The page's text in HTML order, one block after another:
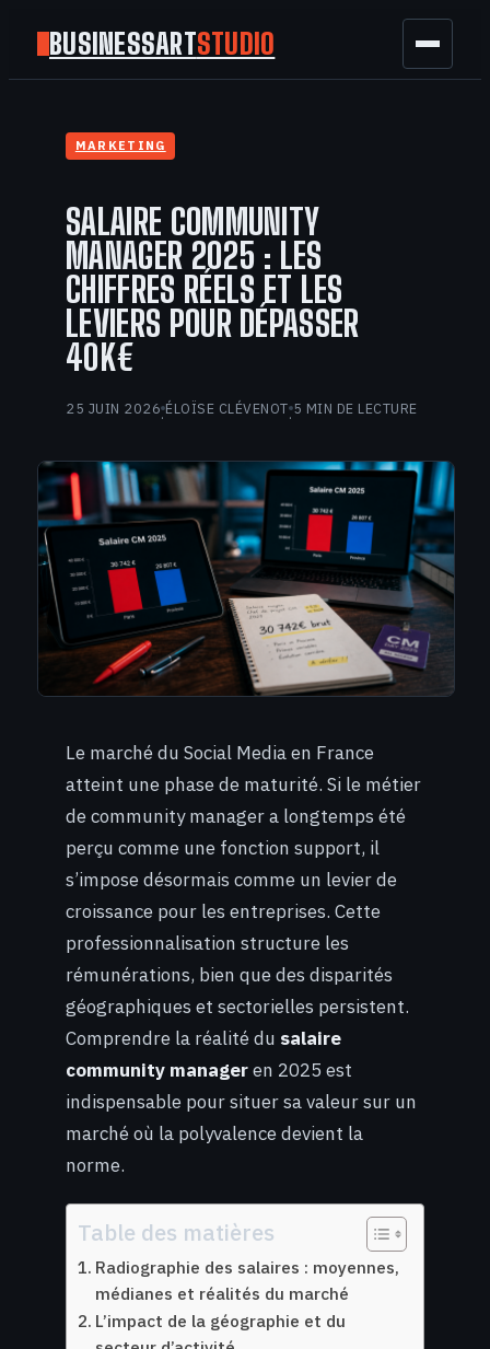
BUSINESSARTSTUDIO
FINANCE
TECH
MARKETING
SALAIRE COMMUNITY
MANAGER 2025 : LES
CHIFFRES RÉELS ET LES
LEVIERS POUR DÉPASSER
40K€
25 JUIN 2026·ÉLOÏSE CLÉVENOT·5 MIN DE LECTURE
Le marché du Social Media en France
atteint une phase de maturité. Si le métier
de community manager a longtemps été
perçu comme une fonction support, il
s’impose désormais comme un levier de
croissance pour les entreprises. Cette
professionnalisation structure les
rémunérations, bien que des disparités
géographiques et sectorielles persistent.
Comprendre la réalité du salaire
community manageren 2025 est
indispensable pour situer sa valeur sur un
marché où la polyvalence devient la
norme.
Table des matières
Radiographie des salaires : moyennes,
médianes et réalités du marché
L’impact de la géographie et du